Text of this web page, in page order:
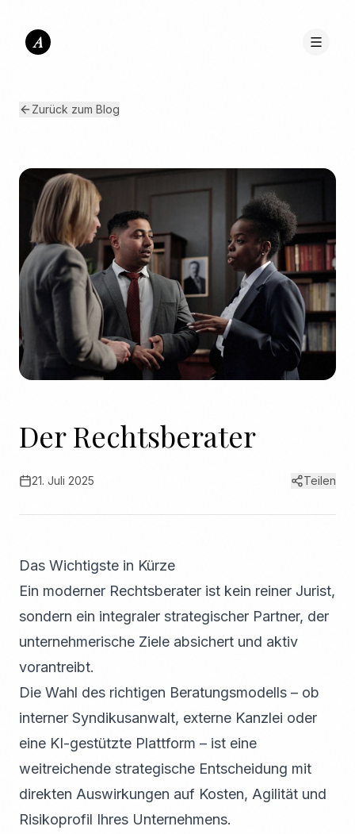
A
Zurück zum Blog
Der Rechtsberater
21. Juli 2025 Teilen
Das Wichtigste in Kürze
Ein moderner Rechtsberater ist kein reiner Jurist,
sondern ein integraler strategischer Partner, der
unternehmerische Ziele absichert und aktiv
vorantreibt.
Die Wahl des richtigen Beratungsmodells – ob
interner Syndikusanwalt, externe Kanzlei oder
eine KI-gestützte Plattform – ist eine
weitreichende strategische Entscheidung mit
direkten Auswirkungen auf Kosten, Agilität und
Risikoprofil Ihres Unternehmens.